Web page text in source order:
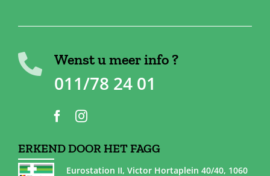
Wenst u meer info ?
011/78 24 01
ERKEND DOOR HET FAGG
Eurostation II, Victor Hortaplein 40/40, 1060